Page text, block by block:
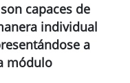
capaces de
individual
a
módulo